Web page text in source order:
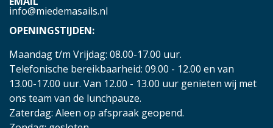
info@miedemasails.nl
OPENINGSTIJDEN:
Maandag t/m Vrijdag: 08.00-17.00 uur.
Telefonische bereikbaarheid: 09.00 - 12.00 en van
13.00-17.00 uur. Van 12.00 - 13.00 uur genieten wij met
ons team van de lunchpauze.
Zaterdag: Aleen op afspraak geopend.